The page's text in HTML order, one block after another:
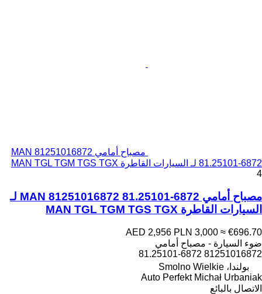
مصباح أمامي MAN 81251016872
81.25101-6872 لـ السيارات القاطرة MAN TGL TGM TGS TGX
4
مصباح أمامي MAN 81251016872 81.25101-6872 لـ
السيارات القاطرة MAN TGL TGM TGS TGX
AED 2,956 PLN 3,000 ≈ €696.70
ضوء السيارة - مصباح أمامي
81251016872 81.25101-6872
بولندا، Smolno Wielkie
Auto Perfekt Michał Urbaniak
الاتصال بالبائع